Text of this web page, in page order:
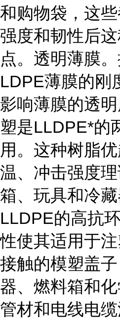
和购物袋，这
强度和韧性后
点。透明薄膜
LDPE薄膜的刚
影响薄膜的透
塑是LLDPE*的
用。这种树脂
温、冲击强度
箱、玩具和冷藏
LLDPE的高抗
性使其适用于
接触的模塑盖
器、燃料箱和
管材和电线电